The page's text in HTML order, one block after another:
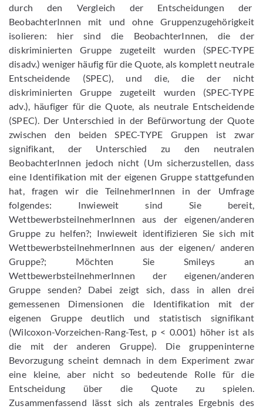
durch den Vergleich der Entscheidungen der
BeobachterInnen mit und ohne Gruppenzugehörigkeit
isolieren: hier sind die BeobachterInnen, die der
diskriminierten Gruppe zugeteilt wurden (SPEC-TYPE
disadv.) weniger häufig für die Quote, als komplett neutrale
Entscheidende (SPEC), und die, die der nicht
diskriminierten Gruppe zugeteilt wurden (SPEC-TYPE
adv.), häufiger für die Quote, als neutrale Entscheidende
(SPEC). Der Unterschied in der Befürwortung der Quote
zwischen den beiden SPEC-TYPE Gruppen ist zwar
signifikant, der Unterschied zu den neutralen
BeobachterInnen jedoch nicht (Um sicherzustellen, dass
eine Identifikation mit der eigenen Gruppe stattgefunden
hat, fragen wir die TeilnehmerInnen in der Umfrage
folgendes: Inwieweit sind Sie bereit,
WettbewerbsteilnehmerInnen aus der eigenen/anderen
Gruppe zu helfen?; Inwieweit identifizieren Sie sich mit
WettbewerbsteilnehmerInnen aus der eigenen/ anderen
Gruppe?; Möchten Sie Smileys an
WettbewerbsteilnehmerInnen der eigenen/anderen
Gruppe senden? Dabei zeigt sich, dass in allen drei
gemessenen Dimensionen die Identifikation mit der
eigenen Gruppe deutlich und statistisch signifikant
(Wilcoxon-Vorzeichen-Rang-Test, p < 0.001) höher ist als
die mit der anderen Gruppe). Die gruppeninterne
Bevorzugung scheint demnach in dem Experiment zwar
eine kleine, aber nicht so bedeutende Rolle für die
Entscheidung über die Quote zu spielen.
Zusammenfassend lässt sich als zentrales Ergebnis des